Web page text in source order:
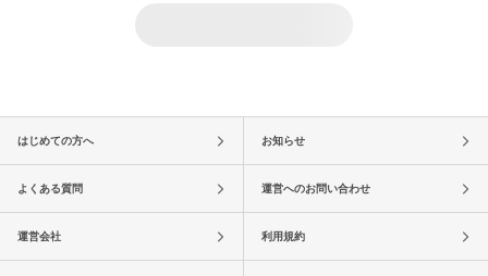
はじめての方へ お知らせ
よくある質問 運営へのお問い合わせ
運営会社 利用規約